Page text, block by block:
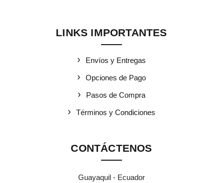
LINKS IMPORTANTES
Envíos y Entregas
Opciones de Pago
Pasos de Compra
Términos y Condiciones
CONTÁCTENOS
Guayaquil - Ecuador